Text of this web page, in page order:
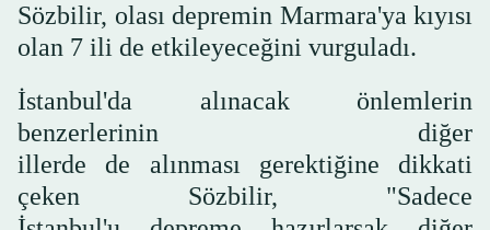
Sözbilir, olası depremin Marmara'ya kıyısı
olan 7 ili de etkileyeceğini vurguladı.
İstanbul'da alınacak önlemlerin
benzerlerinin diğer
illerde de alınması gerektiğine dikkati
çeken Sözbilir, "Sadece